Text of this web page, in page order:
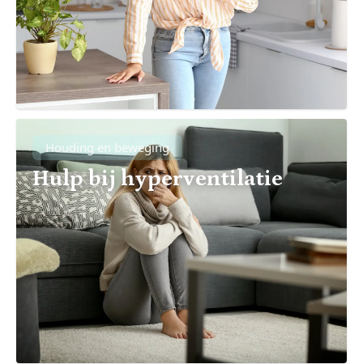
Houding en beweging
Hulp bij hyperventilatie